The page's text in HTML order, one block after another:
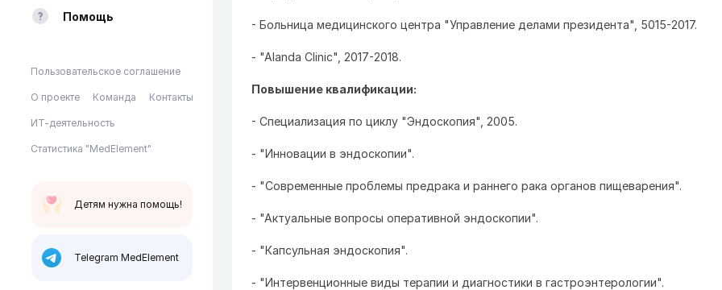
Помощь
Пользовательское соглашение
О проекте Команда Контакты
ИТ-деятельность
Статистика "MedElement"
Детям нужна помощь!
Telegram MedElement
- Больница медицинского центра "Управление делами президента", 5015-2017.
- "Alanda Clinic", 2017-2018.
Повышение квалификации:
- Специализация по циклу "Эндоскопия", 2005.
- "Инновации в эндоскопии".
- "Современные проблемы предрака и раннего рака органов пищеварения".
- "Актуальные вопросы оперативной эндоскопии".
- "Капсульная эндоскопия".
- "Интервенционные виды терапии и диагностики в гастроэнтерологии".